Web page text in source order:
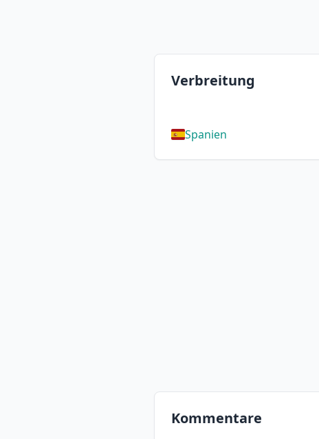
Verbreitung
Spanien
Kommentare